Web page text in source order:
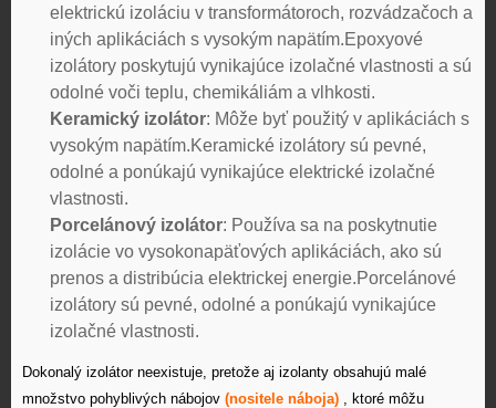
elektrickú izoláciu v transformátoroch, rozvádzačoch a
iných aplikáciách s vysokým napätím.Epoxyové
izolátory poskytujú vynikajúce izolačné vlastnosti a sú
odolné voči teplu, chemikáliám a vlhkosti.
Keramický izolátor: Môže byť použitý v aplikáciách s
vysokým napätím.Keramické izolátory sú pevné,
odolné a ponúkajú vynikajúce elektrické izolačné
vlastnosti.
Porcelánový izolátor: Používa sa na poskytnutie
izolácie vo vysokonapäťových aplikáciách, ako sú
prenos a distribúcia elektrickej energie.Porcelánové
izolátory sú pevné, odolné a ponúkajú vynikajúce
izolačné vlastnosti.
Dokonalý izolátor neexistuje, pretože aj izolanty obsahujú malé
množstvo pohyblivých nábojov (nositele náboja) , ktoré môžu